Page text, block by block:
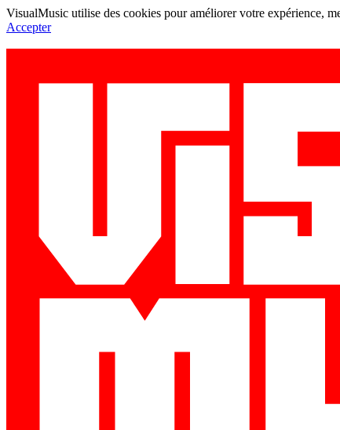
VisualMusic utilise des cookies pour améliorer votre expérience,
Accepter